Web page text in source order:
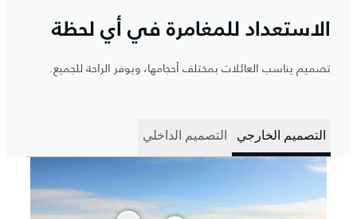
الاستعداد للمغامرة في أي لحظة
تصميم يناسب العائلات بمختلف أحجامها، ويوفر الراحة للجميع.
التصميم الخارجي التصميم الداخلي